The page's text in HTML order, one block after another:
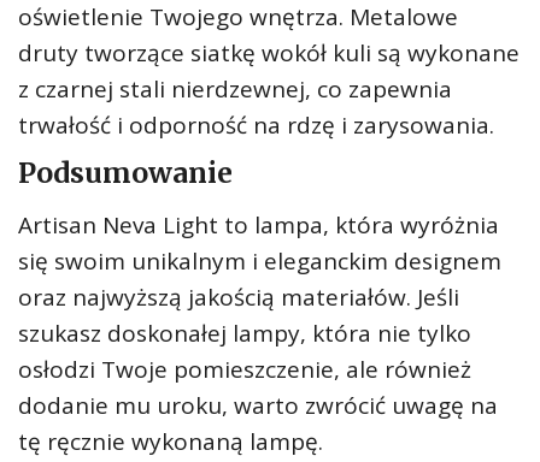
oświetlenie Twojego wnętrza. Metalowe
druty tworzące siatkę wokół kuli są wykonane
z czarnej stali nierdzewnej, co zapewnia
trwałość i odporność na rdzę i zarysowania.
Podsumowanie
Artisan Neva Light to lampa, która wyróżnia
się swoim unikalnym i eleganckim designem
oraz najwyższą jakością materiałów. Jeśli
szukasz doskonałej lampy, która nie tylko
osłodzi Twoje pomieszczenie, ale również
dodanie mu uroku, warto zwrócić uwagę na
tę ręcznie wykonaną lampę.